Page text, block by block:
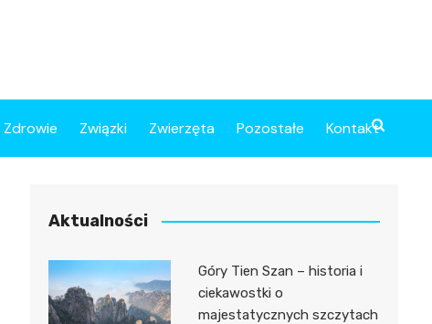
Zdrowie Związki Zwierzęta Pozostałe Kontakt
Aktualności
Góry Tien Szan – historia i
ciekawostki o
majestatycznych szczytach